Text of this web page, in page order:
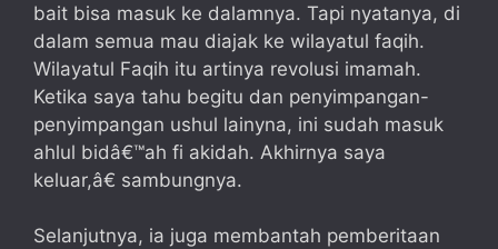
bait bisa masuk ke dalamnya. Tapi nyatanya, di
dalam semua mau diajak ke wilayatul faqih.
Wilayatul Faqih itu artinya revolusi imamah.
Ketika saya tahu begitu dan penyimpangan-
penyimpangan ushul lainyna, ini sudah masuk
ahlul bidâ€™ah fi akidah. Akhirnya saya
keluar,â€ sambungnya.
Selanjutnya, ia juga membantah pemberitaan